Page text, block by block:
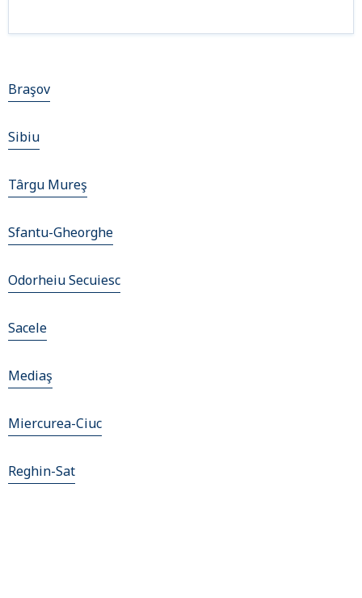
Braşov
Sibiu
Târgu Mureş
Sfantu-Gheorghe
Odorheiu Secuiesc
Sacele
Mediaş
Miercurea-Ciuc
Reghin-Sat